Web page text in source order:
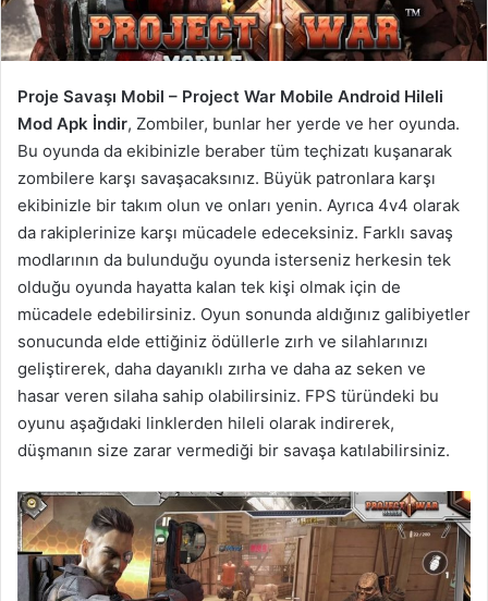
Proje Savaşı Mobil – Project War Mobile Android Hileli
Mod Apk İndir, Zombiler, bunlar her yerde ve her oyunda.
Bu oyunda da ekibinizle beraber tüm teçhizatı kuşanarak
zombilere karşı savaşacaksınız. Büyük patronlara karşı
ekibinizle bir takım olun ve onları yenin. Ayrıca 4v4 olarak
da rakiplerinize karşı mücadele edeceksiniz. Farklı savaş
modlarının da bulunduğu oyunda isterseniz herkesin tek
olduğu oyunda hayatta kalan tek kişi olmak için de
mücadele edebilirsiniz. Oyun sonunda aldığınız galibiyetler
sonucunda elde ettiğiniz ödüllerle zırh ve silahlarınızı
geliştirerek, daha dayanıklı zırha ve daha az seken ve
hasar veren silaha sahip olabilirsiniz. FPS türündeki bu
oyunu aşağıdaki linklerden hileli olarak indirerek,
düşmanın size zarar vermediği bir savaşa katılabilirsiniz.